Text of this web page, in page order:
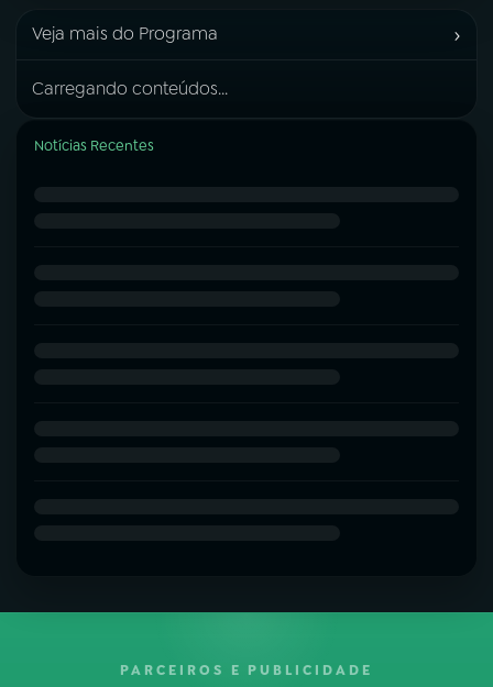
Veja mais do Programa ›
Carregando conteúdos...
Notícias Recentes
PARCEIROS E PUBLICIDADE